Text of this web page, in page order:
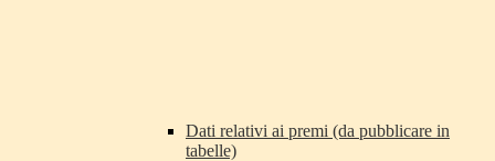
Dati relativi ai premi (da pubblicare in
tabelle)